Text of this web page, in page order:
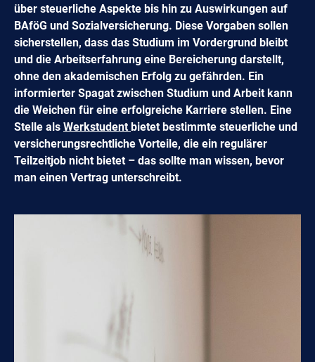
über steuerliche Aspekte bis hin zu Auswirkungen auf
BAföG und Sozialversicherung. Diese Vorgaben sollen
sicherstellen, dass das Studium im Vordergrund bleibt
und die Arbeitserfahrung eine Bereicherung darstellt,
ohne den akademischen Erfolg zu gefährden. Ein
informierter Spagat zwischen Studium und Arbeit kann
die Weichen für eine erfolgreiche Karriere stellen. Eine
Stelle als Werkstudentbietet bestimmte steuerliche und
versicherungsrechtliche Vorteile, die ein regulärer
Teilzeitjob nicht bietet – das sollte man wissen, bevor
man einen Vertrag unterschreibt.